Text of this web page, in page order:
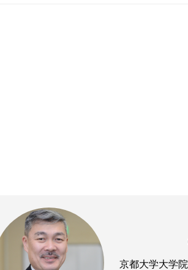
京都大学大学